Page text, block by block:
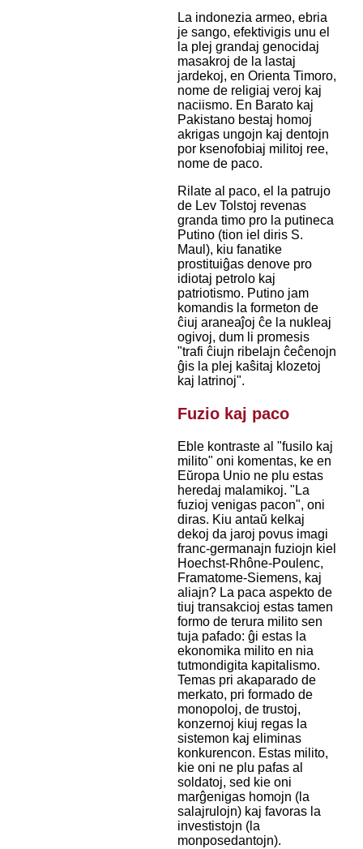
La indonezia armeo, ebria
je sango, efektivigis unu el
la plej grandaj genocidaj
masakroj de la lastaj
jardekoj, en Orienta Timoro,
nome de religiaj veroj kaj
naciismo. En Barato kaj
Pakistano bestaj homoj
akrigas ungojn kaj dentojn
por ksenofobiaj militoj ree,
nome de paco.
Rilate al paco, el la patrujo
de Lev Tolstoj revenas
granda timo pro la putineca
Putino (tion iel diris S.
Maul), kiu fanatike
prostituiĝas denove pro
idiotaj petrolo kaj
patriotismo. Putino jam
komandis la formeton de
ĉiuj araneaĵoj ĉe la nukleaj
ogivoj, dum li promesis
"trafi ĉiujn ribelajn ĉeĉenojn
ĝis la plej kaŝitaj klozetoj
kaj latrinoj".
Fuzio kaj paco
Eble kontraste al "fusilo kaj
milito" oni komentas, ke en
Eŭropa Unio ne plu estas
heredaj malamikoj. "La
fuzioj venigas pacon", oni
diras. Kiu antaŭ kelkaj
dekoj da jaroj povus imagi
franc-germanajn fuziojn kiel
Hoechst-Rhône-Poulenc,
Framatome-Siemens, kaj
aliajn? La paca aspekto de
tiuj transakcioj estas tamen
formo de terura milito sen
tuja pafado: ĝi estas la
ekonomika milito en nia
tutmondigita kapitalismo.
Temas pri akaparado de
merkato, pri formado de
monopoloj, de trustoj,
konzernoj kiuj regas la
sistemon kaj eliminas
konkurencon. Estas milito,
kie oni ne plu pafas al
soldatoj, sed kie oni
marĝenigas homojn (la
salajrulojn) kaj favoras la
investistojn (la
monposedantojn).